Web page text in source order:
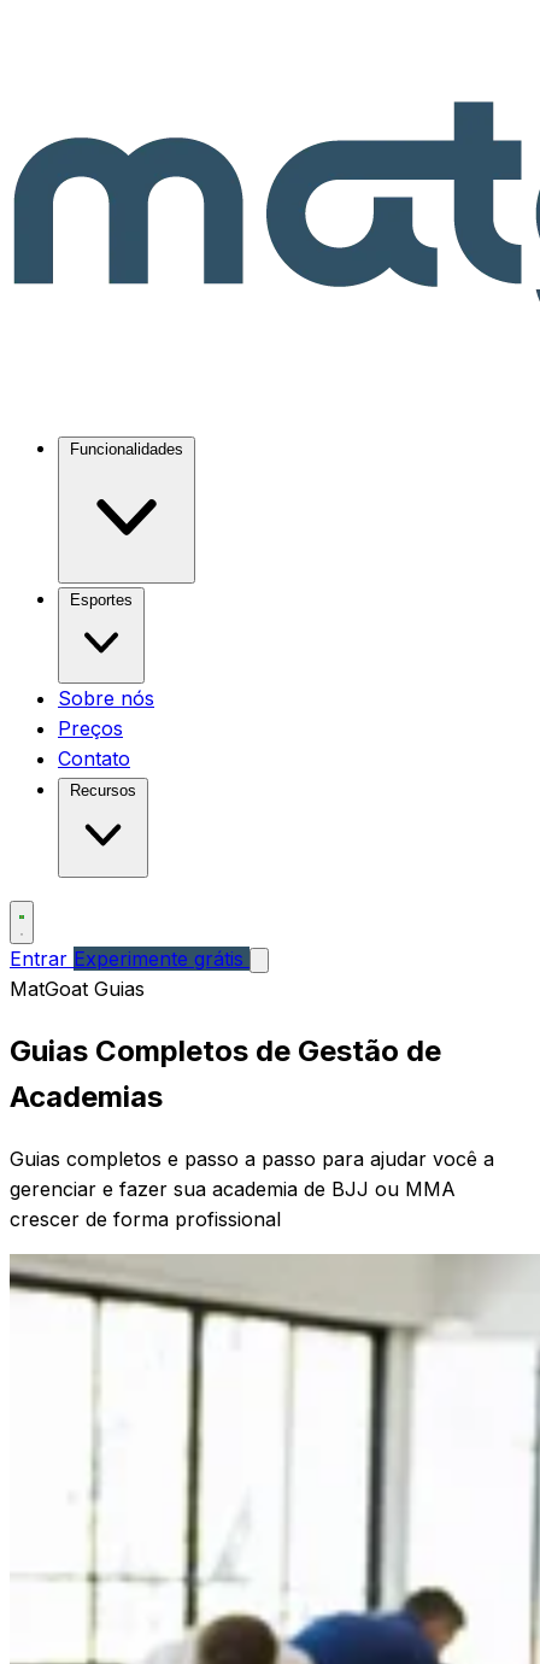
Sobre nós
Preços
Contato
Entrar Experimente grátis
MatGoat Guias
Guias Completos de Gestão de
Academias
Guias completos e passo a passo para ajudar você a
gerenciar e fazer sua academia de BJJ ou MMA
crescer de forma profissional